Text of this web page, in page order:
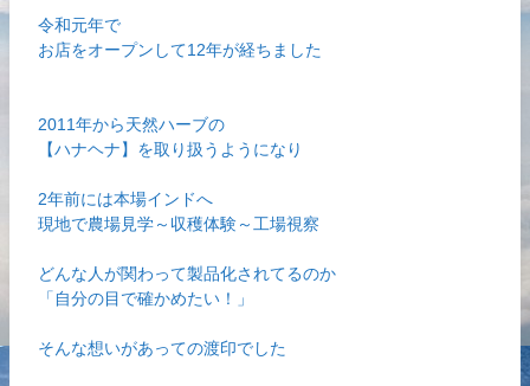
令和元年で
お店をオープンして12年が経ちました
2011年から天然ハーブの
【ハナヘナ】を取り扱うようになり
2年前には本場インドへ
現地で農場見学～収穫体験～工場視察
どんな人が関わって製品化されてるのか
「自分の目で確かめたい！」
そんな想いがあっての渡印でした